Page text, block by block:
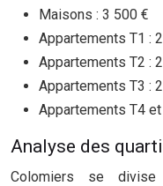
Maisons : 3 500 €
Appartements T1 :
Appartements T2 :
Appartements T3 :
Appartements T4
Analyse des
Colomiers se divise